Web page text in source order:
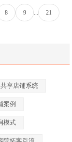
8 9 ... 21
共享店铺系统
案例
模式